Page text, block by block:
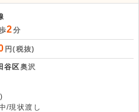
2分
円(税抜)
谷区奥沢
/現状渡し